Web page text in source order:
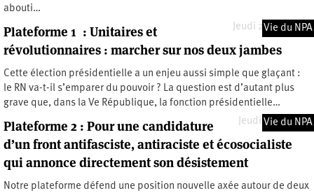
abouti…
Jeudi 25 juin 2026
Vie du NPA
Plateforme 1 : Unitaires et
révolutionnaires : marcher sur nos deux jambes
Cette élection présidentielle a un enjeu aussi simple que glaçant :
le RN va-t-il s’emparer du pouvoir ? La question est d’autant plus
grave que, dans la Ve République, la fonction présidentielle…
Jeudi 4 juin 2026
Vie du NPA
Plateforme 2 : Pour une candidature
d’un front antifasciste, antiraciste et écosocialiste
qui annonce directement son désistement
Notre plateforme défend une position nouvelle axée autour de deux